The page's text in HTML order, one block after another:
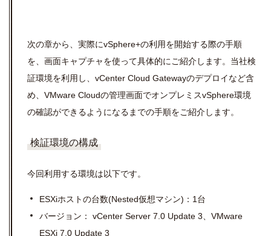
次の章から、実際にvSphere+の利用を開始する際の手順
を、画面キャプチャを使って具体的にご紹介します。当社検
証環境を利用し、 vCenter Cloud Gatewayのデプロイなど含
め、VMware Cloudの管理画面でオンプレミスvSphere環境
の確認ができるようになるまでの手順をご紹介します。
検証環境の構成
今回利用する環境は以下です。
ESXiホストの台数(Nested仮想マシン) ： 1 台
バージョン：
vCenter Server 7.0 Update 3
VMware
ESXi 7.0 Update 3